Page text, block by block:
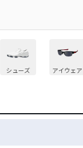
シューズ アイウェア